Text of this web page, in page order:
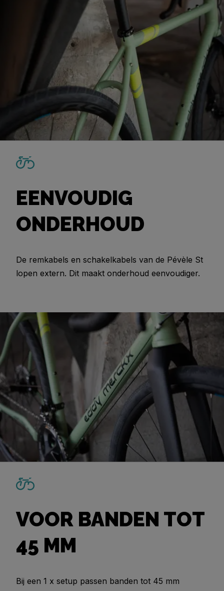
EENVOUDIG
ONDERHOUD
De remkabels en schakelkabels van de Pévèle St
lopen extern. Dit maakt onderhoud eenvoudiger.
VOOR BANDEN TOT
45 MM
Bij een 1 x setup passen banden tot 45 mm